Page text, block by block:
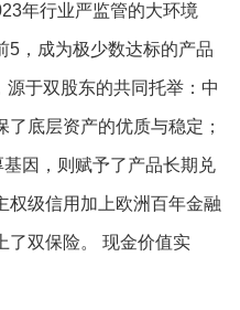
年行业严监管的大环境
5，成为极少数达标的产品
源于双股东的共同托举：中
底层资产的优质与稳定；
因，则赋予了产品长期兑
权级信用加上欧洲百年金融
了双保险。 现金价值实